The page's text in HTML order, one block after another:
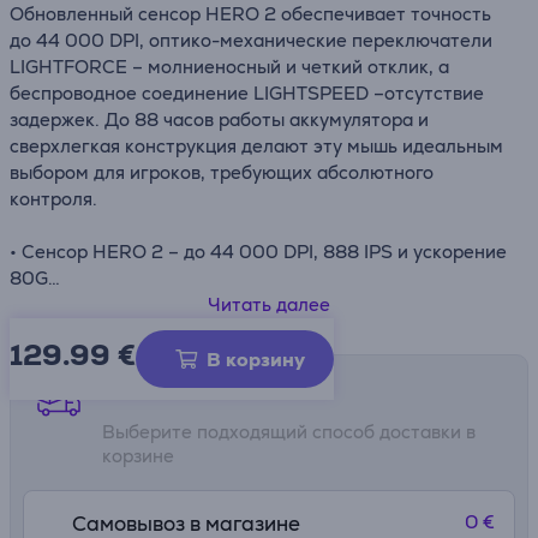
Обновленный сенсор HERO 2 обеспечивает точность
до 44 000 DPI, оптико-механические переключатели
LIGHTFORCE – молниеносный и четкий отклик, а
беспроводное соединение LIGHTSPEED –отсутствие
задержек. До 88 часов работы аккумулятора и
сверхлегкая конструкция делают эту мышь идеальным
выбором для игроков, требующих абсолютного
контроля.
• Сенсор HERO 2 – до 44 000 DPI, 888 IPS и ускорение
80G
• Оптико-механические переключатели LIGHTFORCE
для точного и быстрого отклика
• LIGHTSPEED Wireless с частотой опроса 1 кГц
(обновляется до 8 кГц)
• Легкая конструкция – всего 60 г
• До 88 часов работы аккумулятора при постоянном
Читать далее
129.99 € В корзину
Способы доставки
Выберите подходящий способ доставки в
корзине
Самовывоз в магазине
0 €